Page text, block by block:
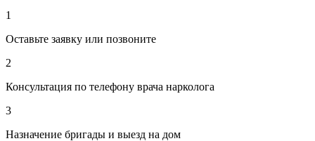
1
Оставьте заявку или позвоните
2
Консультация по телефону врача нарколога
3
Назначение бригады и выезд на дом